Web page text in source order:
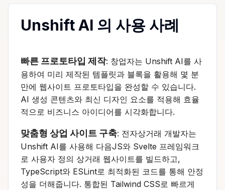
Unshift AI 의 사용 사례
빠른 프로토타입 제작: 창업자는 Unshift AI를 사
용하여 미리 제작된 템플릿과 블록을 활용해 몇 분
만에 웹사이트 프로토타입을 완성할 수 있습니다.
AI 생성 콘텐츠와 최신 디자인 요소를 적용해 효율
적으로 비즈니스 아이디어를 시각화합니다.
맞춤형 상업 사이트 구축: 전자상거래 개발자는
Unshift AI를 사용해 다음JS와 Svelte 프레임워크
로 사용자 정의 상거래 웹사이트를 빌드하고,
TypeScript와 ESLint로 최적화된 코드를 통해 안정
성을 더해줍니다. 통합된 Tailwind CSS로 빠르게